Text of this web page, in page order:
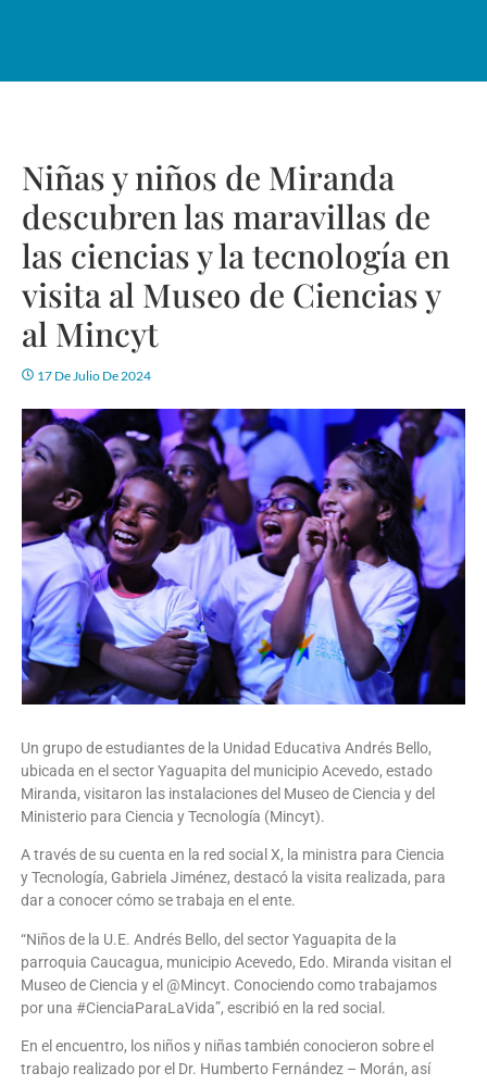
Niñas y niños de Miranda
descubren las maravillas de
las ciencias y la tecnología en
visita al Museo de Ciencias y
al Mincyt
17 De Julio De 2024
Un grupo de estudiantes de la Unidad Educativa Andrés Bello,
ubicada en el sector Yaguapita del municipio Acevedo, estado
Miranda, visitaron las instalaciones del Museo de Ciencia y del
Ministerio para Ciencia y Tecnología (Mincyt).
A través de su cuenta en la red social X, la ministra para Ciencia
y Tecnología, Gabriela Jiménez, destacó la visita realizada, para
dar a conocer cómo se trabaja en el ente.
“Niños de la U.E. Andrés Bello, del sector Yaguapita de la
parroquia Caucagua, municipio Acevedo, Edo. Miranda visitan el
Museo de Ciencia y el @Mincyt. Conociendo como trabajamos
por una #CienciaParaLaVida”, escribió en la red social.
En el encuentro, los niños y niñas también conocieron sobre el
trabajo realizado por el Dr. Humberto Fernández – Morán, así